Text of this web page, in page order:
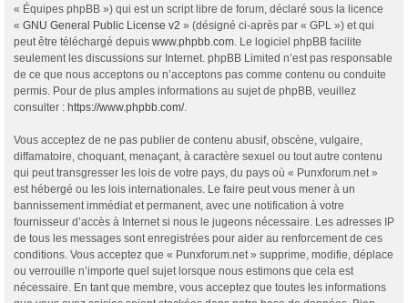
« Équipes phpBB ») qui est un script libre de forum, déclaré sous la licence
« GNU General Public License v2 » (désigné ci-après par « GPL ») et qui
peut être téléchargé depuis www.phpbb.com. Le logiciel phpBB facilite
seulement les discussions sur Internet. phpBB Limited n’est pas responsable
de ce que nous acceptons ou n’acceptons pas comme contenu ou conduite
permis. Pour de plus amples informations au sujet de phpBB, veuillez
consulter : https://www.phpbb.com/.
Vous acceptez de ne pas publier de contenu abusif, obscène, vulgaire,
diffamatoire, choquant, menaçant, à caractère sexuel ou tout autre contenu
qui peut transgresser les lois de votre pays, du pays où « Punxforum.net »
est hébergé ou les lois internationales. Le faire peut vous mener à un
bannissement immédiat et permanent, avec une notification à votre
fournisseur d’accès à Internet si nous le jugeons nécessaire. Les adresses IP
de tous les messages sont enregistrées pour aider au renforcement de ces
conditions. Vous acceptez que « Punxforum.net » supprime, modifie, déplace
ou verrouille n’importe quel sujet lorsque nous estimons que cela est
nécessaire. En tant que membre, vous acceptez que toutes les informations